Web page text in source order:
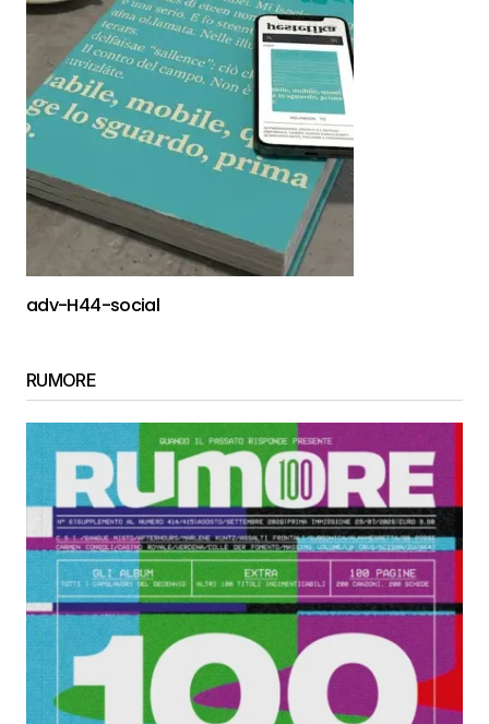
adv-H44-social
RUMORE